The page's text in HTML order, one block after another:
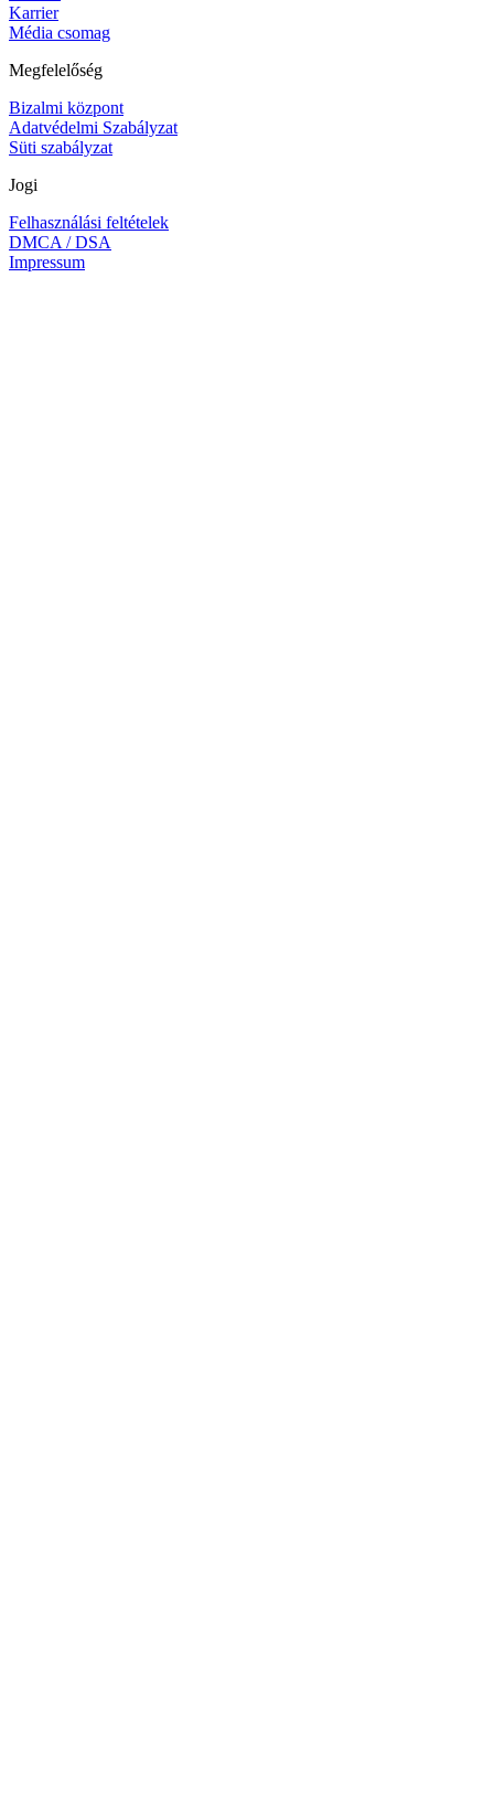
Karrier
Média csomag
Megfelelőség
Bizalmi központ
Adatvédelmi Szabályzat
Süti szabályzat
Jogi
Felhasználási feltételek
DMCA / DSA
Impressum